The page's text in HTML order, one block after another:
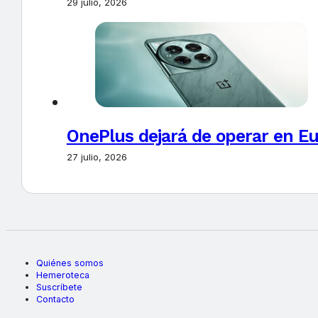
OnePlus dejará de operar en
27 julio, 2026
Quiénes somos
Hemeroteca
Suscríbete
Contacto